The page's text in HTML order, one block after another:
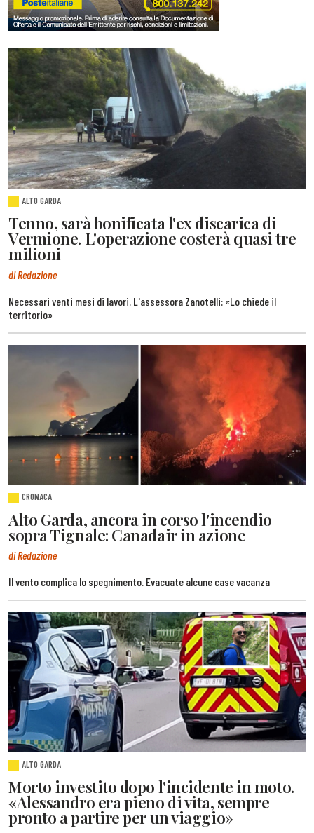
ALTO GARDA
Tenno, sarà bonificata l'ex discarica di
Vermione. L'operazione costerà quasi tre
milioni
di Redazione
Necessari venti mesi di lavori. L'assessora Zanotelli: «Lo chiede il
territorio»
CRONACA
Alto Garda, ancora in corso l'incendio
sopra Tignale: Canadair in azione
di Redazione
Il vento complica lo spegnimento. Evacuate alcune case vacanza
ALTO GARDA
Morto investito dopo l'incidente in moto.
«Alessandro era pieno di vita, sempre
pronto a partire per un viaggio»